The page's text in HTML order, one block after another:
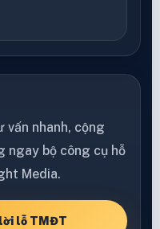
vấn nhanh, cộng
ngay bộ công cụ hỗ
Media.
lỗ TMĐT